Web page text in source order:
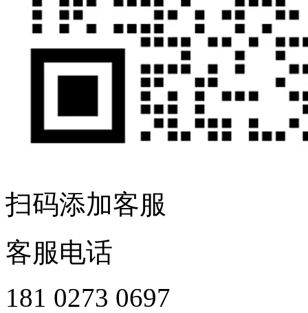
扫码添加客服
客服电话
181 0273 0697